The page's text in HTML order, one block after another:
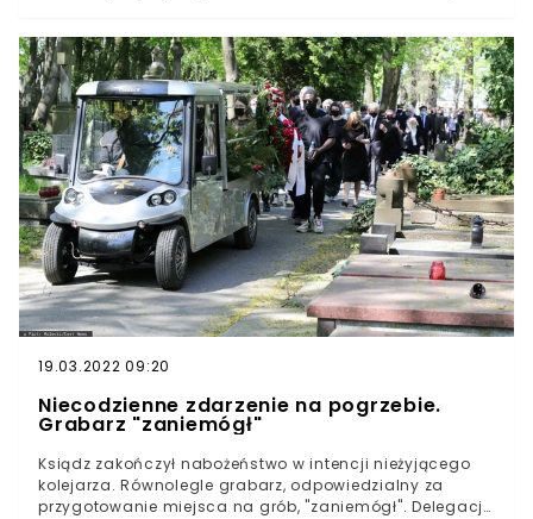
Ksiądz miał kontynuować uroczystości religijne.
19.03.2022 09:20
Niecodzienne zdarzenie na pogrzebie.
Grabarz "zaniemógł"
Ksiądz zakończył nabożeństwo w intencji nieżyjącego
kolejarza. Równolegle grabarz, odpowiedzialny za
przygotowanie miejsca na grób, "zaniemógł". Delegacja